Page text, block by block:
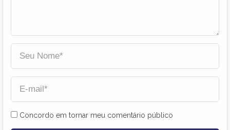
Concordo em tornar meu comentário público